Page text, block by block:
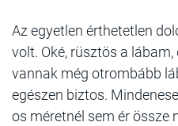
Az egyetlen érthetetlen
volt. Oké, rüsztös a lábam,
vannak még otrombább
egészen biztos.
os méretnél sem ér össze